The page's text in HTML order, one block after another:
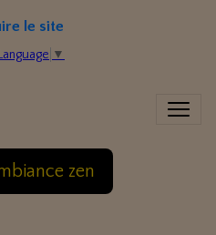
le site
▼
zen